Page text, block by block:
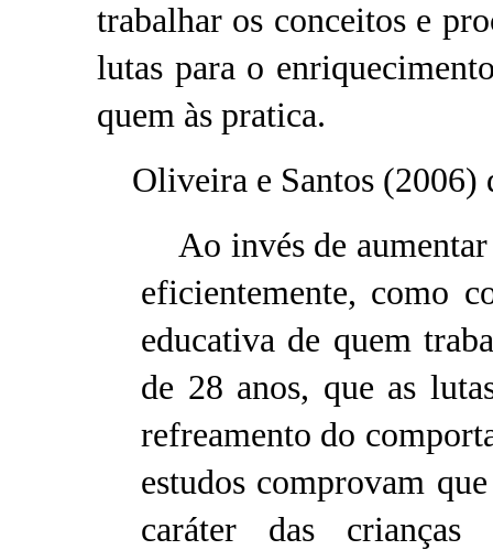
trabalhar os conceitos e
lutas para o
quem às pratica.
Oliveira e Santos (2006)
Ao invés de aumentar
eficientemente, como
educativa de quem
de 28 anos, que as
refreamento do
estudos comprovam
caráter das crianças